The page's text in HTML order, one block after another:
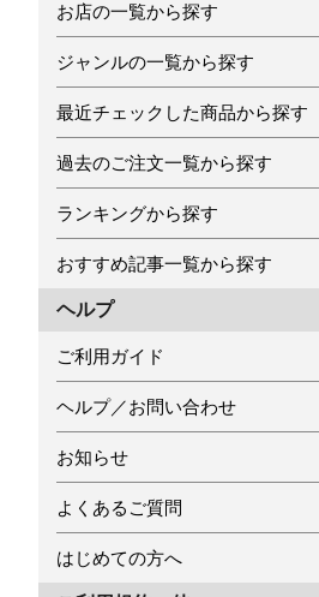
お店の一覧から探す
ジャンルの一覧から探す
最近チェックした商品から探す
過去のご注文一覧から探す
ランキングから探す
おすすめ記事一覧から探す
ヘルプ
ご利用ガイド
ヘルプ／お問い合わせ
お知らせ
よくあるご質問
はじめての方へ